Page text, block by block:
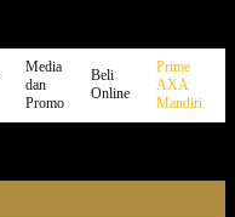
Media
dan
Promo
Beli
Online
Prime
AXA
Mandiri